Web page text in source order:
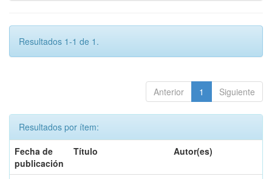
Resultados 1-1 de 1.
Anterior 1 Siguiente
Resultados por ítem:
Fecha de
publicación
Título Autor(es)